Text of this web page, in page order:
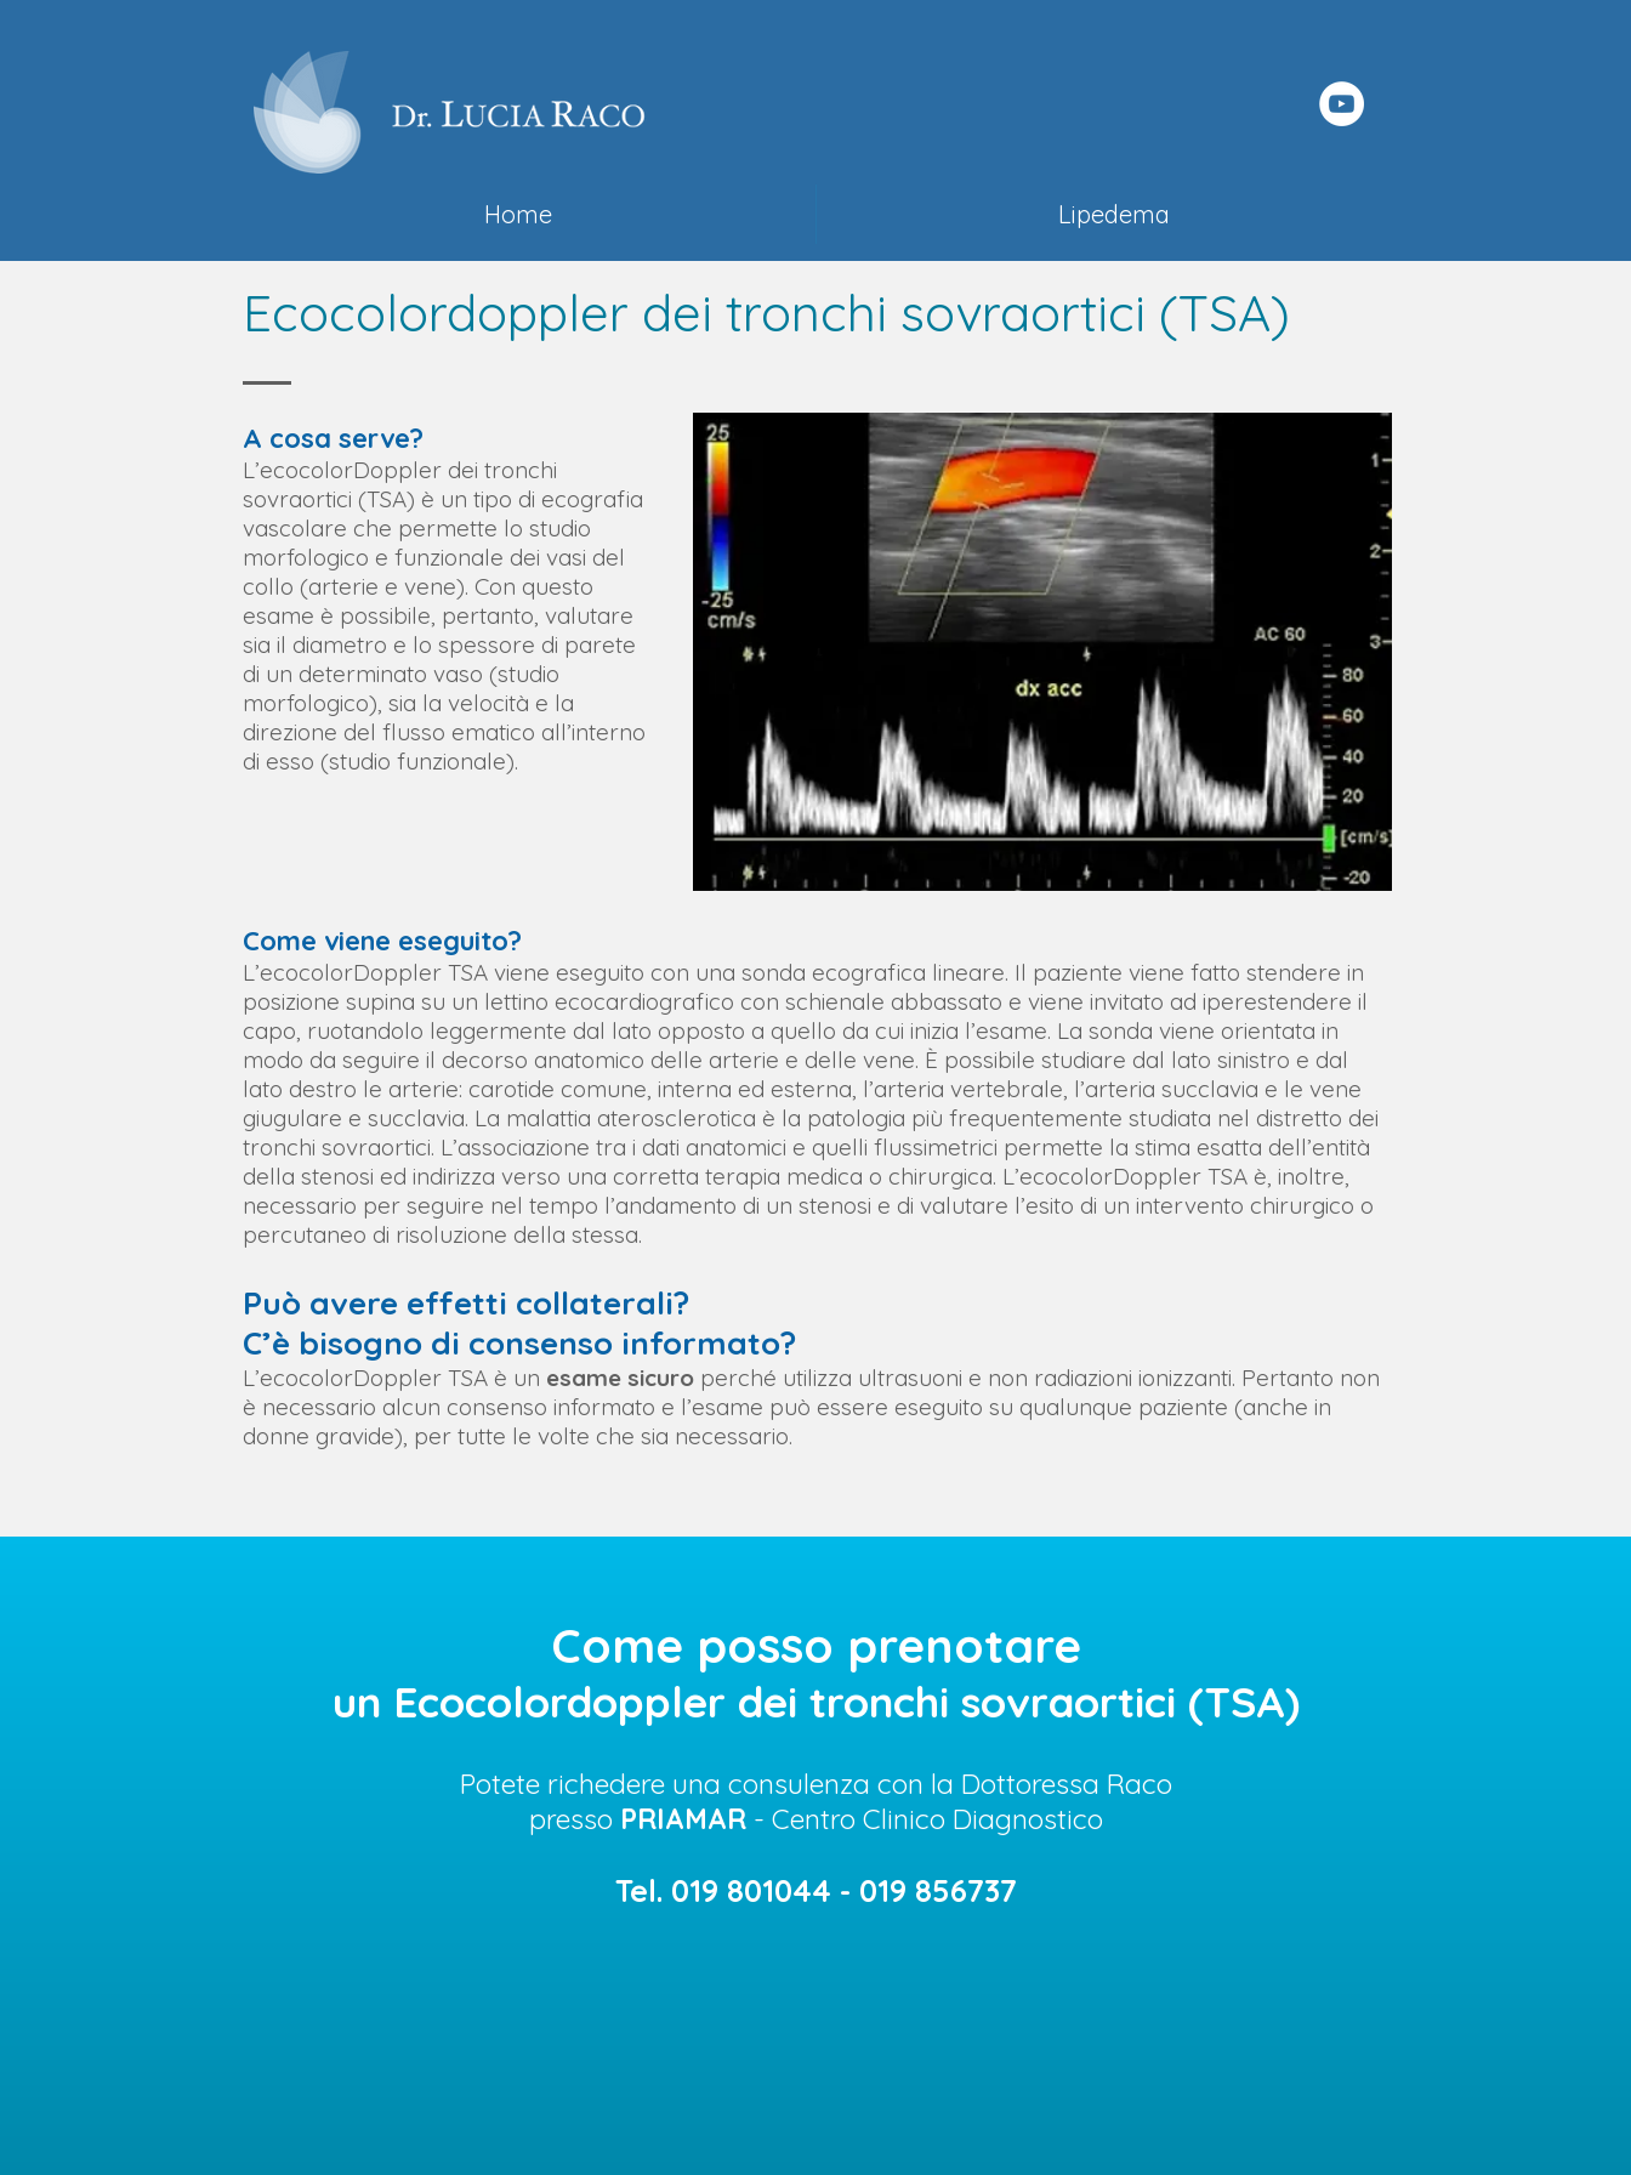
Home Lipedema
Ecocolordoppler dei tronchi sovraortici (TSA)
A cosa serve?
L’ecocolorDoppler dei tronchi
sovraortici (TSA) è un tipo di ecografia
vascolare che permette lo studio
morfologico e funzionale dei vasi del
collo (arterie e vene). Con questo
esame è possibile, pertanto, valutare
sia il diametro e lo spessore di parete
di un determinato vaso (studio
morfologico), sia la velocità e la
direzione del flusso ematico all’interno
di esso (studio funzionale).​​​
Come viene eseguito?
L’ecocolorDoppler TSA viene eseguito con una sonda ecografica lineare. Il paziente viene fatto stendere in
posizione supina su un lettino ecocardiografico con schienale abbassato e viene invitato ad iperestendere il
capo, ruotandolo leggermente dal lato opposto a quello da cui inizia l’esame. La sonda viene orientata in
modo da seguire il decorso anatomico delle arterie e delle vene. È possibile studiare dal lato sinistro e dal
lato destro le arterie: carotide comune, interna ed esterna, l’arteria vertebrale, l’arteria succlavia e le vene
giugulare e succlavia. La malattia aterosclerotica è la patologia più frequentemente studiata nel distretto dei
tronchi sovraortici. L’associazione tra i dati anatomici e quelli flussimetrici permette la stima esatta dell’entità
della stenosi ed indirizza verso una corretta terapia medica o chirurgica. L’ecocolorDoppler TSA è, inoltre,
necessario per seguire nel tempo l’andamento di un stenosi e di valutare l’esito di un intervento chirurgico o
percutaneo di risoluzione della stessa.
Può avere effetti collaterali?
C’è bisogno di consenso informato?
L’ecocolorDoppler TSA è un esame sicuro perché utilizza ultrasuoni e non radiazioni ionizzanti. Pertanto non
è necessario alcun consenso informato e l’esame può essere eseguito su qualunque paziente (anche in
donne gravide), per tutte le volte che sia necessario.
Come posso prenotare
un Ecocolordoppler dei tronchi sovraortici (TSA)
Potete richedere una consulenza con la Dottoressa Raco
presso PRIAMAR- Centro Clinico Diagnostico
Tel. 019 801044 - 019 856737